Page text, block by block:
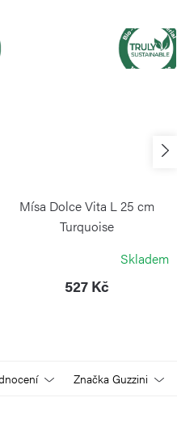
Mísa Dolce Vita L 25 cm
Turquoise
Skladem
527 Kč
Značka Guzzini